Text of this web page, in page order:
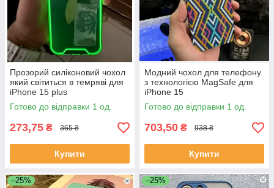
Прозорий силіконовий чохол
який світиться в темряві для
iPhone 15 plus
Готово до відправки 1 од.
273,75 ₴ 365 ₴
Купити
Модний чохол для телефону
з технологією MagSafe для
iPhone 15
Готово до відправки 1 од.
703,50 ₴ 938 ₴
Купити
–25% –25%